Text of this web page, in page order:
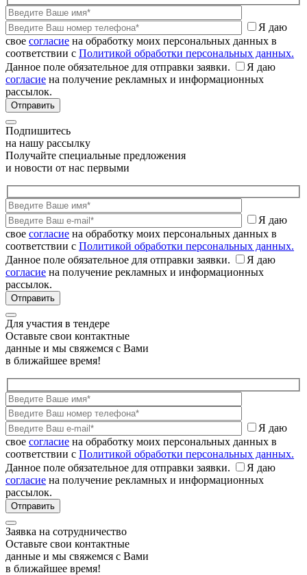
Я даю
свое согласие на обработку моих персональных данных в
соответствии с Политикой обработки персональных данных.
Данное поле обязательное для отправки заявки.
Я даю
согласие на получение рекламных и информационных
рассылок.
Подпишитесь
на нашу рассылку
Получайте специальные предложения
и новости от нас первыми
Я даю
свое согласие на обработку моих персональных данных в
соответствии с Политикой обработки персональных данных.
Данное поле обязательное для отправки заявки.
Я даю
согласие на получение рекламных и информационных
рассылок.
Для участия в тендере
Оставьте свои контактные
данные и мы свяжемся с Вами
в ближайшее время!
Я даю
свое согласие на обработку моих персональных данных в
соответствии с Политикой обработки персональных данных.
Данное поле обязательное для отправки заявки.
Я даю
согласие на получение рекламных и информационных
рассылок.
Заявка на сотрудничество
Оставьте свои контактные
данные и мы свяжемся с Вами
в ближайшее время!